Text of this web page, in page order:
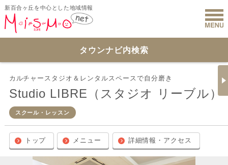
新百合ヶ丘を中心とした地域情報
新百合ヶ
タウンナビ内検索
カルチャースタジオ＆レンタルスペースで自分磨き
Studio LIBRE（スタジオ リーブル）
スクール・レッスン
トップ メニュー 詳細情報・アクセス